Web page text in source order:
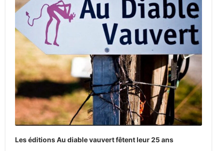
Les éditions Au diable vauvert fêtent leur 25 ans